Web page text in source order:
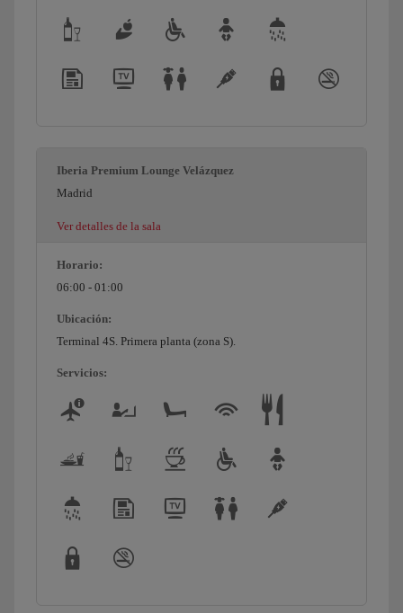
Iberia Premium Lounge Velázquez
Madrid
Ver detalles de la sala
Horario:
06:00 - 01:00
Ubicación:
Terminal 4S. Primera planta (zona S).
Servicios: